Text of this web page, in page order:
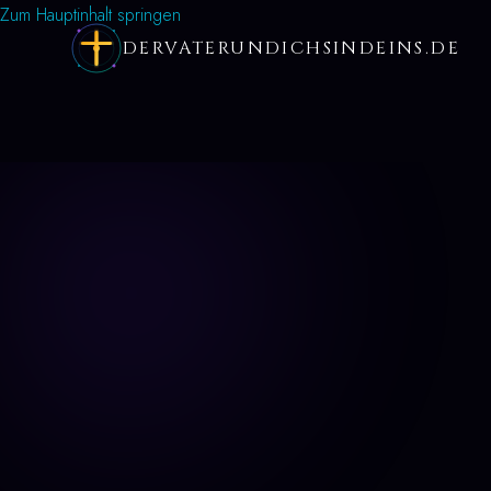
Zum Hauptinhalt springen
DERVATERUNDICHSINDEINS.DE